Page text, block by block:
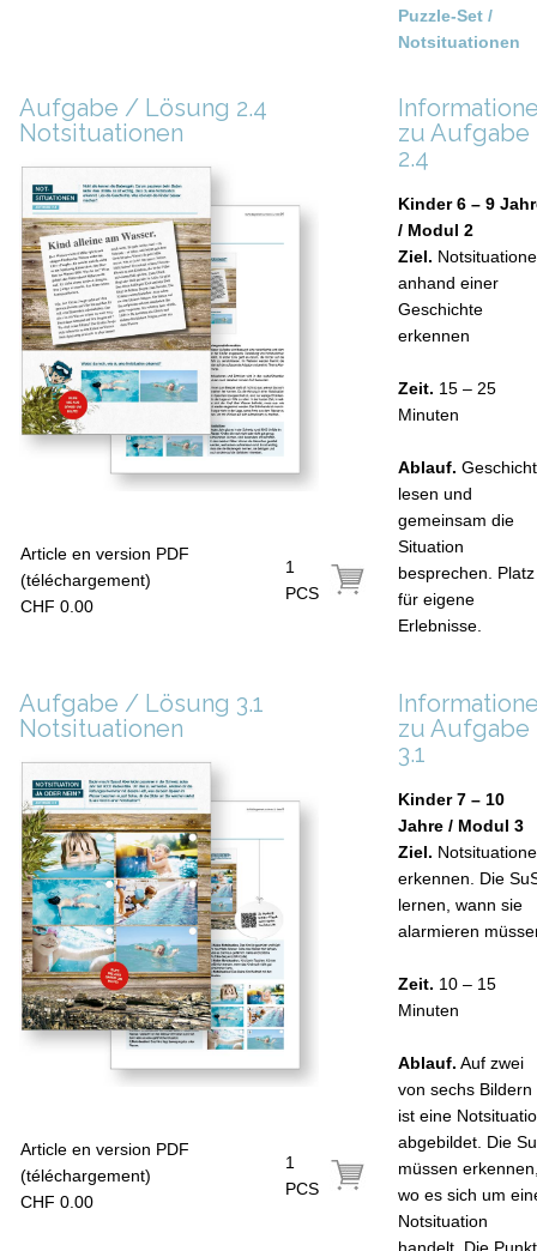
Puzzle-Set /
Notsituationen
Aufgabe / Lösung 2.4
Notsituationen
Article en version PDF
(téléchargement)
CHF 0.00
1
PCS
zu Aufgabe
2.4
Kinder 6 – 9
/ Modul 2
Ziel.
anhand einer
Geschichte
erkennen
Zeit. 15 – 25
Minuten
Ablauf.
lesen und
gemeinsam die
Situation
besprechen. Platz
für eigene
Erlebnisse.
Aufgabe / Lösung 3.1
Notsituationen
Article en version PDF
(téléchargement)
CHF 0.00
1
PCS
zu Aufgabe
3.1
Kinder 7 – 10
Jahre / Modul 3
Ziel.
erkennen. Die
lernen, wann sie
alarmieren
Zeit. 10 – 15
Minuten
Ablauf. Auf zwei
von sechs Bildern
ist eine
abgebildet. Die
müssen
wo es sich um
Notsituation